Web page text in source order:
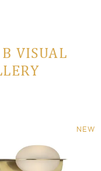
VISUAL
NEW